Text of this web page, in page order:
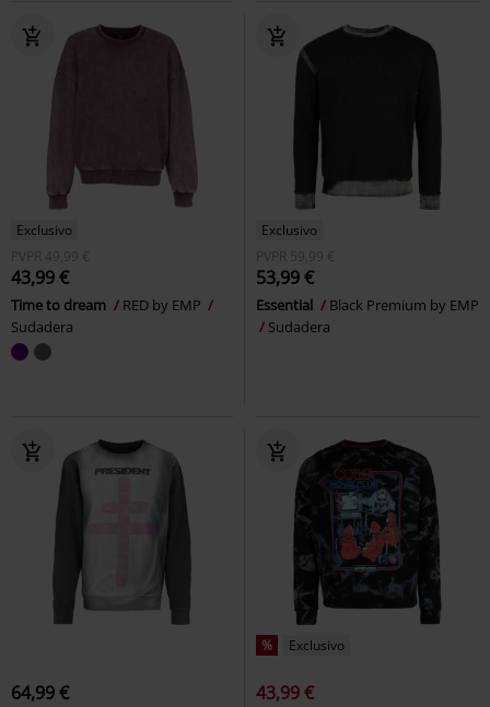
Exclusivo
PVPR 49,99 €
43,99 €
Time to dream
RED by EMP
Sudadera
Exclusivo
PVPR
59,99 €
53,99 €
Essential
Black Premium by EMP
Sudadera
64,99 €
% Exclusivo
43,99 €